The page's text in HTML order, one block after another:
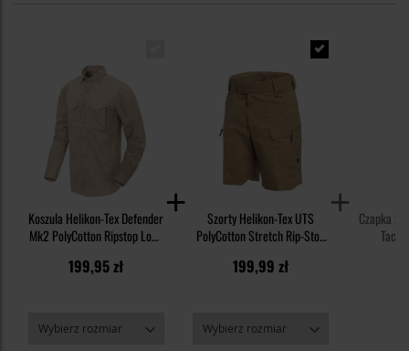
Koszula Helikon-Tex Defender
Mk2 PolyCotton Ripstop Long
199,95 zł
Szorty Helikon-Tex UTS
PolyCotton Stretch Rip-Stop
199,99 zł
Czapka z